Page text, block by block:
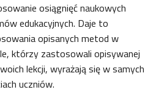
osiągnięć naukowych
edukacyjnych. Daje to
opisanych metod w
którzy zastosowali opisywanej
lekcji, wyrażają się w samych
uczniów.